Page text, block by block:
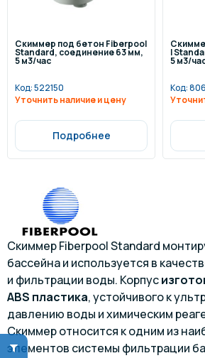
Скиммер под бетон Fiberpool
Standard, соединение 63 мм,
5 м3/час
Код:522150
Уточнить наличие и цену
Подробнее
l
5 м3/
Код:
Скиммер Fiberpool Standard
бассейна и используется в
и фильтрации воды. Корпус
ABS пластика, устойчивого к
давлению воды и химическим
Скиммер относится к одним из
элементов системы фильтрации